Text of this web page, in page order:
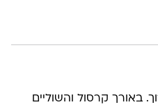
באורך קרסול והשוליים